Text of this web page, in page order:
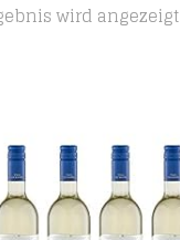
wird angezeigt